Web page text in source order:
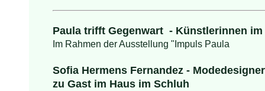
Paula trifft Gegenwart - Künstlerinnen im
Im Rahmen der Ausstellung "Impuls Paula
Sofia Hermens Fernandez -
zu Gast im Haus im Schluh